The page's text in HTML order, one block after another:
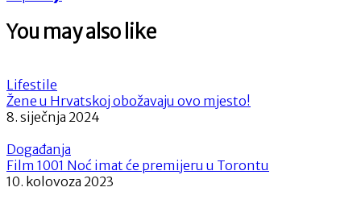
You may also like
Lifestile
Žene u Hrvatskoj obožavaju ovo mjesto!
8. siječnja 2024
Događanja
Film 1001 Noć imat će premijeru u Torontu
10. kolovoza 2023